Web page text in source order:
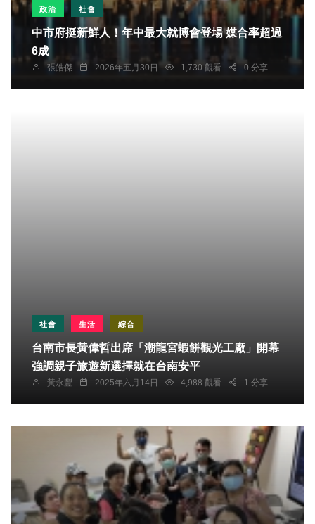
政治 社會
中市府挺新鮮人！年中最大就博會登場 媒合率超過
6成
張皓傑 2026年五月30日 1,730 觀看 0 分享
社會 生活 綜合
台南市長黃偉哲出席「潮龍宮蝦餅觀光工廠」開幕
強調親子旅遊新選擇就在台南安平
黃永豐 2025年六月14日 4,988 觀看 1 分享